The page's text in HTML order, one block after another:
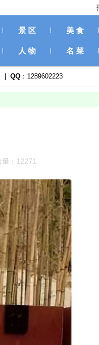
景 区 美 食
人 物 名 菜
| QQ ：1289602223
：12271